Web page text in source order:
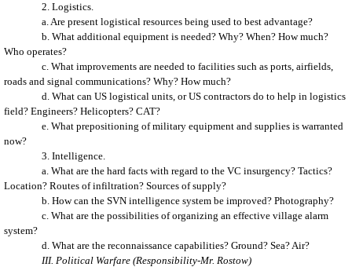
2. Logistics.
a. Are present logistical resources being used to best advantage?
b. What additional equipment is needed? Why? When? How much?
Who operates?
c. What improvements are needed to facilities such as ports, airfields,
roads and signal communications? Why? How much?
d. What can US logistical units, or US contractors do to help in logistics
field? Engineers? Helicopters? CAT?
e. What prepositioning of military equipment and supplies is warranted
now?
3. Intelligence.
a. What are the hard facts with regard to the VC insurgency? Tactics?
Location? Routes of infiltration? Sources of supply?
b. How can the SVN intelligence system be improved? Photography?
c. What are the possibilities of organizing an effective village alarm
system?
d. What are the reconnaissance capabilities? Ground? Sea? Air?
III. Political Warfare (Responsibility-Mr. Rostow)